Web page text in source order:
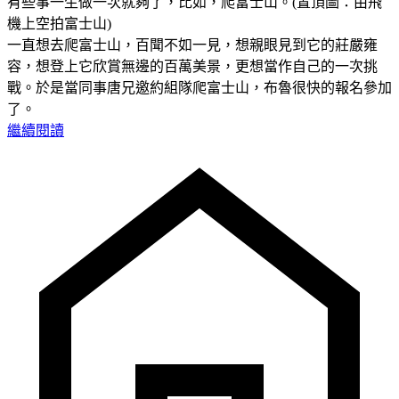
機上空拍富士山)
一直想去爬富士山，百聞不如一見，想親眼見到它的莊嚴雍
容，想登上它欣賞無邊的百萬美景，更想當作自己的一次挑
戰。於是當同事唐兄邀約組隊爬富士山，布魯很快的報名參加
了。
繼續閱讀